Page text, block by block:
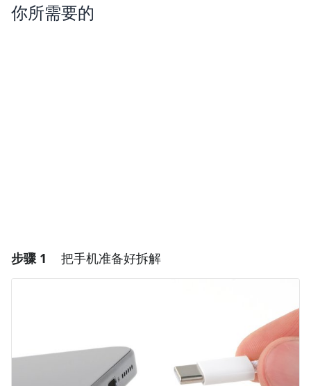
你所需要的
步骤 1 把手机准备好拆解